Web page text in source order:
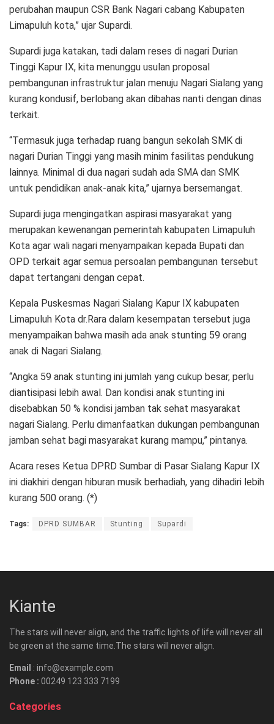
perubahan maupun CSR Bank Nagari cabang Kabupaten
Limapuluh kota,” ujar Supardi.
Supardi juga katakan, tadi dalam reses di nagari Durian
Tinggi Kapur IX, kita menunggu usulan proposal
pembangunan infrastruktur jalan menuju Nagari Sialang yang
kurang kondusif, berlobang akan dibahas nanti dengan dinas
terkait.
“Termasuk juga terhadap ruang bangun sekolah SMK di
nagari Durian Tinggi yang masih minim fasilitas pendukung
lainnya. Minimal di dua nagari sudah ada SMA dan SMK
untuk pendidikan anak-anak kita,” ujarnya bersemangat.
Supardi juga mengingatkan aspirasi masyarakat yang
merupakan kewenangan pemerintah kabupaten Limapuluh
Kota agar wali nagari menyampaikan kepada Bupati dan
OPD terkait agar semua persoalan pembangunan tersebut
dapat tertangani dengan cepat.
Kepala Puskesmas Nagari Sialang Kapur IX kabupaten
Limapuluh Kota dr.Rara dalam kesempatan tersebut juga
menyampaikan bahwa masih ada anak stunting 59 orang
anak di Nagari Sialang.
“Angka 59 anak stunting ini jumlah yang cukup besar, perlu
diantisipasi lebih awal. Dan kondisi anak stunting ini
disebabkan 50 % kondisi jamban tak sehat masyarakat
nagari Sialang. Perlu dimanfaatkan dukungan pembangunan
jamban sehat bagi masyarakat kurang mampu,” pintanya.
Acara reses Ketua DPRD Sumbar di Pasar Sialang Kapur IX
ini diakhiri dengan hiburan musik berhadiah, yang dihadiri lebih
kurang 500 orang. (*)
Tags: DPRD SUMBAR Stunting Supardi
Kiante
The stars will never align, and the traffic lights of life will never all
be green at the same time.The stars will never align.
Email : info@example.com
Phone : 00249 123 333 7199
Categories